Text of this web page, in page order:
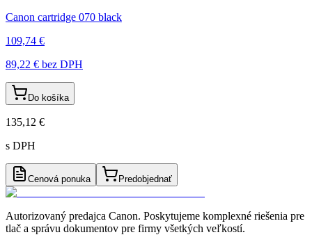
Canon cartridge 070 black
109,74 €
89,22 € bez DPH
Do košíka
135,12 €
s DPH
Cenová ponuka Predobjednať
Autorizovaný predajca Canon. Poskytujeme komplexné riešenia pre
tlač a správu dokumentov pre firmy všetkých veľkostí.